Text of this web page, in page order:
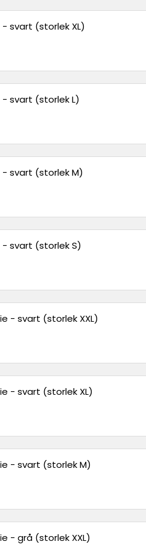
svart (storlek XL)
svart (storlek L)
svart (storlek M)
svart (storlek S)
- svart (storlek XXL)
- svart (storlek XL)
- svart (storlek M)
- grå (storlek XXL)